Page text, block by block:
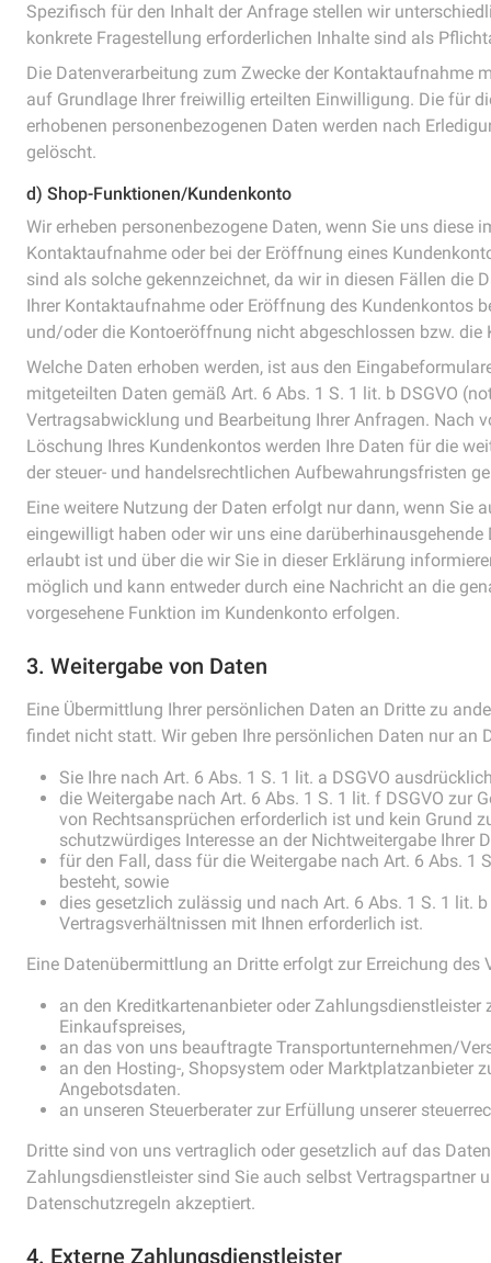
Spezifisch für den Inhalt der Anfrage stellen wir
konkrete Fragestellung erforderlichen Inhalte sind als
Die Datenverarbeitung zum Zwecke der Kontaktaufnahme
auf Grundlage Ihrer freiwillig erteilten Einwilligung. Die für
erhobenen personenbezogenen Daten werden nach
gelöscht.
d) Shop-Funktionen/Kundenkonto
Wir erheben personenbezogene Daten, wenn Sie uns diese
Kontaktaufnahme oder bei der Eröffnung eines
sind als solche gekennzeichnet, da wir in diesen Fällen die
Ihrer Kontaktaufnahme oder Eröffnung des Kundenkontos
und/oder die Kontoeröffnung nicht abgeschlossen bzw.
Welche Daten erhoben werden, ist aus den
mitgeteilten Daten gemäß Art. 6 Abs. 1 S. 1 lit. b DSGVO
Vertragsabwicklung und Bearbeitung Ihrer Anfragen. Nach
Löschung Ihres Kundenkontos werden Ihre Daten für die
der steuer- und handelsrechtlichen Aufbewahrungsfristen
Eine weitere Nutzung der Daten erfolgt nur dann, wenn Sie
eingewilligt haben oder wir uns eine
erlaubt ist und über die wir Sie in dieser Erklärung
möglich und kann entweder durch eine Nachricht an die
vorgesehene Funktion im Kundenkonto erfolgen.
3. Weitergabe von Daten
Eine Übermittlung Ihrer persönlichen Daten an Dritte zu
findet nicht statt. Wir geben Ihre persönlichen Daten nur an
Sie Ihre nach Art. 6 Abs. 1 S. 1 lit. a DSGVO
die Weitergabe nach Art. 6 Abs. 1 S. 1 lit. f DSGVO zur
von Rechtsansprüchen erforderlich ist und kein Grund
schutzwürdiges Interesse an der Nichtweitergabe Ihrer
für den Fall, dass für die Weitergabe nach Art. 6 Abs. 1
besteht, sowie
dies gesetzlich zulässig und nach Art. 6 Abs. 1 S. 1 lit.
Vertragsverhältnissen mit Ihnen erforderlich ist.
Eine Datenübermittlung an Dritte erfolgt zur Erreichung des
an den Kreditkartenanbieter oder
Einkaufspreises,
an das von uns beauftragte Transportunternehmen/
an den Hosting-, Shopsystem oder Marktplatzanbieter
Angebotsdaten.
an unseren Steuerberater zur Erfüllung unserer
Dritte sind von uns vertraglich oder gesetzlich auf das
Zahlungsdienstleister sind Sie auch selbst Vertragspartner
Datenschutzregeln akzeptiert.
4. Externe Zahlungsdienstleister